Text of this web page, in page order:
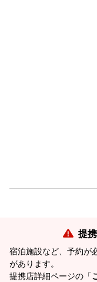
提
宿泊施設など、予約が
があります。
提携店詳細ページの「